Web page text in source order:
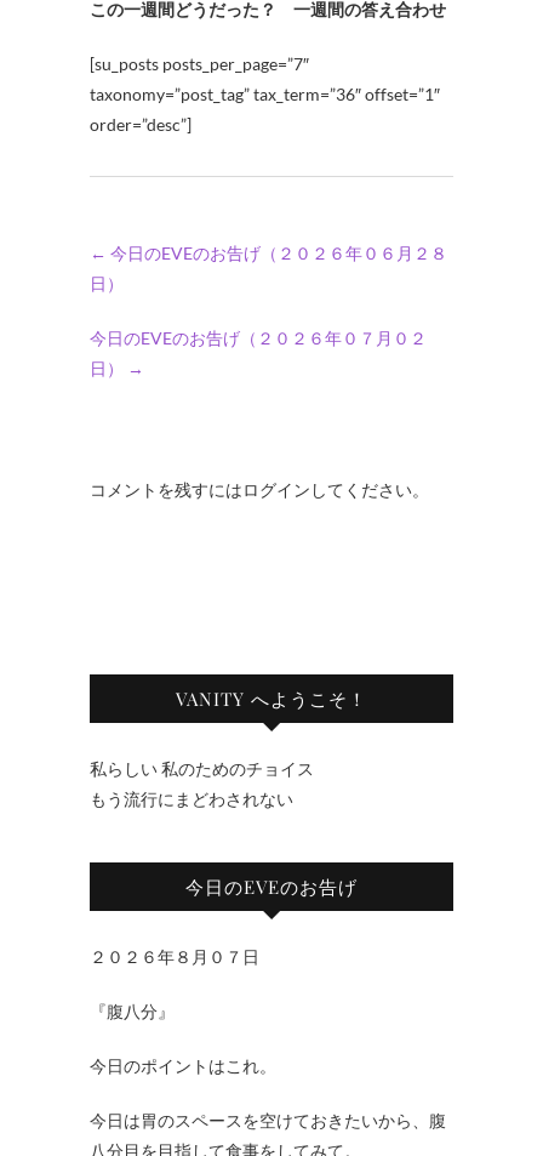
この一週間どうだった？ 一週間の答え合わせ
[su_posts posts_per_page=”7″
taxonomy=”post_tag” tax_term=”36″ offset=”1″
order=”desc”]
← 今日のEVEのお告げ（２０２６年０６月２８
日）
今日のEVEのお告げ（２０２６年０７月０２
日）
→
コメントを残すにはログインしてください。
VANITY へようこそ！
私らしい 私のためのチョイス
もう流行にまどわされない
今日のEVEのお告げ
２０２６年８月０７日
『腹八分』
今日のポイントはこれ。
今日は胃のスペースを空けておきたいから、腹
八分目を目指して食事をしてみて。